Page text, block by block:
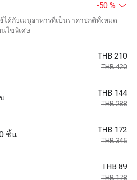
-50 %
ด้กับเมนูอาหารที่เป็นราคาปกติทั้งหมด
นไขพิเศษ
THB 210
THB 420
THB 144
THB 288
ชิ้น
THB 172
THB 345
THB 89
THB 178